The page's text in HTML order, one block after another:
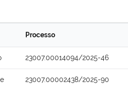
Processo
23007.00014094/2025-46
23007.00002438/2025-90